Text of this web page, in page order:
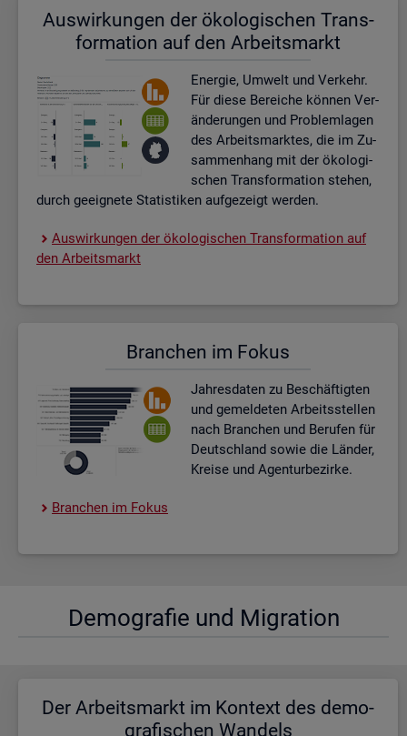
Aus­wir­kun­gen der öko­lo­gi­schen Trans­
for­ma­ti­on auf den Ar­beits­markt
En­er­gie, Um­welt und Ver­kehr.
Für diese Be­rei­che kön­nen Ver­
än­de­run­gen und Pro­blem­la­gen
des Ar­beits­mark­tes, die im Zu­
sam­men­hang mit der öko­lo­gi­
schen Trans­for­ma­ti­on ste­hen,
durch ge­eig­ne­te Sta­tis­ti­ken auf­ge­zeigt wer­den.
Aus­wir­kun­gen der öko­lo­gi­schen Trans­for­ma­ti­on auf
den Ar­beits­markt
Bran­chen im Fokus
Jah­res­da­ten zu Be­schäf­tig­ten
und ge­mel­de­ten Ar­beits­stel­len
nach Bran­chen und Be­ru­fen für
Deutsch­land sowie die Län­der,
Krei­se und Agen­tur­be­zir­ke.
Bran­chen im Fokus
De­mo­gra­fie und Mi­gra­ti­on
Der Ar­beits­markt im Kon­text des de­mo­
gra­fi­schen Wan­dels